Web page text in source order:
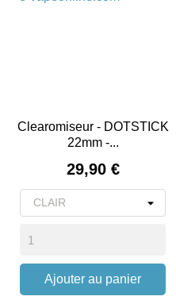
Clearomiseur - DOTSTICK
22mm -...
Prix
29,90 €
Ajouter au panier